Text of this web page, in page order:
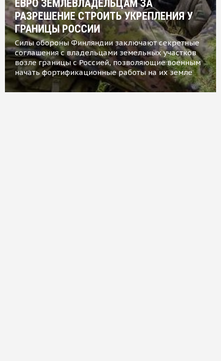
ЕВРО ЗЕМЛЕВЛАДЕЛЬЦАМ ЗА
РАЗРЕШЕНИЕ СТРОИТЬ УКРЕПЛЕНИЯ У
ГРАНИЦЫ РОССИИ
Силы обороны Финляндии заключают секретные
соглашения с владельцами земельных участков
возле границы с Россией, позволяющие военным
начать фортификационные работы на их земле